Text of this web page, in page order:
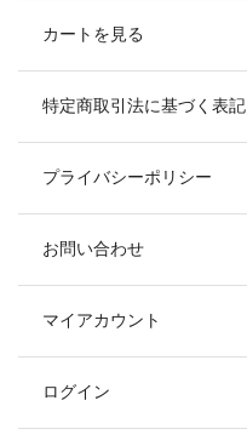
カートを見る
特定商取引法に基づく表記
プライバシーポリシー
お問い合わせ
マイアカウント
ログイン